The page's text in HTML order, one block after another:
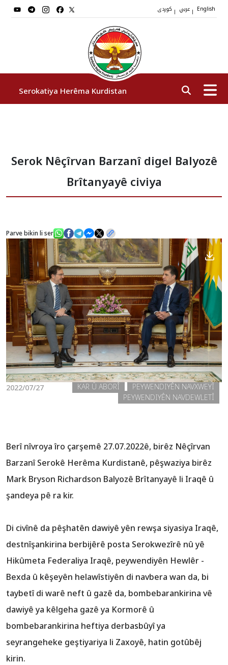
| | English
Serokatiya Herêma Kurdistan
Cîgirên Serok
Stafê Serokatiyê
Sazî
Nûçe
Galerî
Serok Nêçîrvan Barzanî digel Balyozê
Brîtanyayê civiya
Parve bikin li ser
2022/07/27 PEYWENDIYÊN NAVXWEYÎ
KAR Û ABORÎ
PEYWENDIYÊN NAVDEWLETÎ
Berî nîvroya îro çarşemê 27.07.2022ê, birêz Nêçîrvan
Barzanî Serokê Herêma Kurdistanê, pêşwaziya birêz
Mark Bryson Richardson Balyozê Brîtanyayê li Iraqê û
‏şandeya pê ra kir.
Di civînê da pêşhatên dawiyê yên rewşa siyasiya Iraqê,
destnîşankirina berbijêrê posta Serokwezîrê nû yê
Hikûmeta Federaliya Iraqê, peywendiyên Hewlêr -
Bexda û kêşeyên helawîstiyên di navbera wan da, bi
taybetî di warê neft û gazê da, bombebarankirina vê
bombebarankirina heftiya derbasbûyî ya
seyrangeheke ‏geştiyariya li Zaxoyê, hatin gotûbêj
kirin.